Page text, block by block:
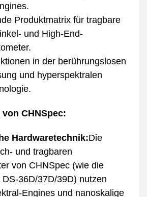
Produktmatrix für tragbare
und High-End-
in der berührungslosen
und hyperspektralen
CHNSpec:
Hardwaretechnik:Die
und tragbaren
von CHNSpec (wie die
36D/37D/39D) nutzen
Engines und nanoskalige